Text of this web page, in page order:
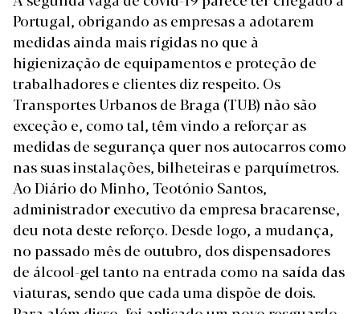
Portugal, obrigando as empresas a adotarem
medidas ainda mais rígidas no que à
higienização de equipamentos e proteção de
trabalhadores e clientes diz respeito. Os
Transportes Urbanos de Braga (TUB) não são
exceção e, como tal, têm vindo a reforçar as
medidas de segurança quer nos autocarros como
nas suas instalações, bilheteiras e parquímetros.
Ao Diário do Minho, Teotónio Santos,
administrador executivo da empresa bracarense,
deu nota deste reforço. Desde logo, a mudança,
no passado mês de outubro, dos dispensadores
de álcool-gel tanto na entrada como na saída das
viaturas, sendo que cada uma dispõe de dois.